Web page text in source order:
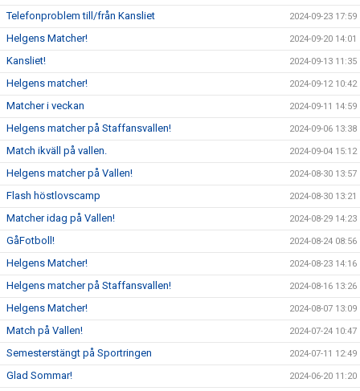
Telefonproblem till/från Kansliet 2024-09-23 17:59
Helgens Matcher! 2024-09-20 14:01
Kansliet! 2024-09-13 11:35
Helgens matcher! 2024-09-12 10:42
Matcher i veckan 2024-09-11 14:59
Helgens matcher på Staffansvallen! 2024-09-06 13:38
Match ikväll på vallen. 2024-09-04 15:12
Helgens matcher på Vallen! 2024-08-30 13:57
Flash höstlovscamp 2024-08-30 13:21
Matcher idag på Vallen! 2024-08-29 14:23
GåFotboll! 2024-08-24 08:56
Helgens Matcher! 2024-08-23 14:16
Helgens matcher på Staffansvallen! 2024-08-16 13:26
Helgens Matcher! 2024-08-07 13:09
Match på Vallen! 2024-07-24 10:47
Semesterstängt på Sportringen 2024-07-11 12:49
Glad Sommar! 2024-06-20 11:20